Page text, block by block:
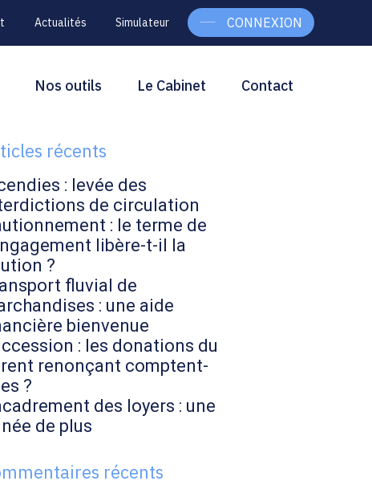
Actualités Simulateur CONNEXION
Nos outils Le Cabinet Contact
récents
: levée des
de circulation
: le terme de
libère-t-il la
?
fluvial de
: une aide
bienvenue
: les donations du
renonçant comptent-
?
des loyers : une
de plus
récents